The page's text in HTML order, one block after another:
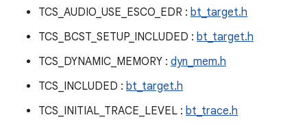
TCS_AUDIO_USE_ESCO_EDR : bt_target.h
TCS_BCST_SETUP_INCLUDED : bt_target.h
TCS_DYNAMIC_MEMORY : dyn_mem.h
TCS_INCLUDED : bt_target.h
TCS_INITIAL_TRACE_LEVEL : bt_trace.h